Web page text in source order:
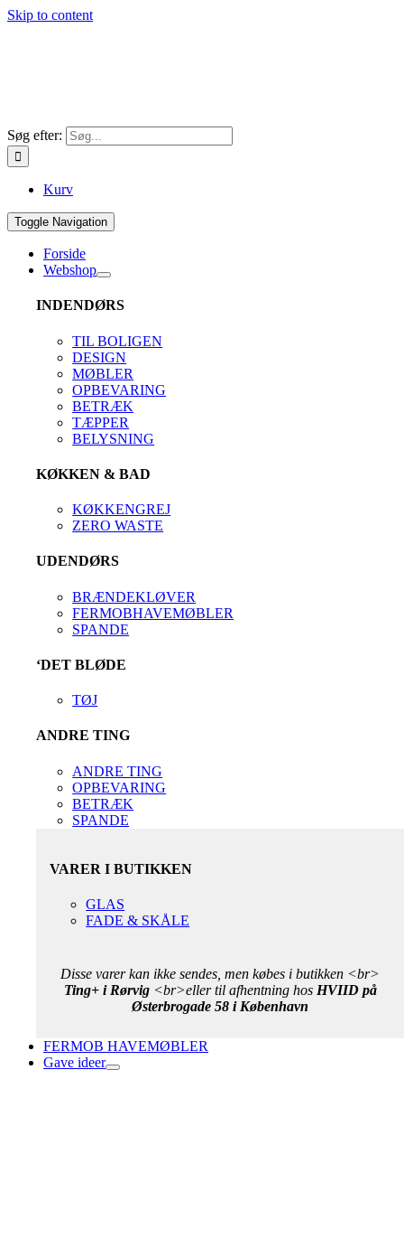
Skip to content
Søg efter:
Kurv
Toggle Navigation
Forside
Webshop
INDENDØRS
TIL BOLIGEN
DESIGN
MØBLER
OPBEVARING
BETRÆK
TÆPPER
BELYSNING
KØKKEN & BAD
KØKKENGREJ
ZERO WASTE
UDENDØRS
BRÆNDEKLØVER
FERMOBHAVEMØBLER
SPANDE
‘DET BLØDE
TØJ
ANDRE TING
ANDRE TING
OPBEVARING
BETRÆK
SPANDE
VARER I BUTIKKEN
GLAS
FADE & SKÅLE
Disse varer kan ikke sendes, men købes i butikken <br>
Ting+ i Rørvig<br>eller til afhentning hos HVIID på
Østerbrogade 58 i København
FERMOB HAVEMØBLER
Gave ideer